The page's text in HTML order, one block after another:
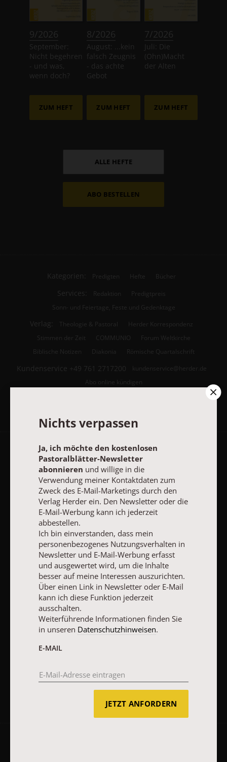
9/2026
September:
Nicht begehren
- und was,
wenn doch?
ZUM HEFT
8/2026
August: ...kein
falsch Zeugnis
- das achte
Gebot
ZUM HEFT
7/2026
Juli: Die
(Ohn)Macht
der Alten
ZUM HEFT
ALLE HEFTE
ABO BESTELLEN
Kategorien: Predigten Hefte Bücher
Services: Redaktion
Predigtpreis
Sonn- und Feiertage, Feste und Gedenktage
Verlag: Theologie & Pastoral
Herder Korrespondenz
Stimmen der Zeit
COMMUNIO
Forum Weltkirche
Biblische Notizen
Diakonia Römische Quartalschrift
Kundenservice +49 761 2717200
kundenservice@herder.de
Abo online kündigen
Pastoralblätter-Newsletter
Ja, ich möchte den kostenlosen Pastoralblätter-Newsletter
abonnieren
und willige in die Verwendung meiner Kontaktdaten
zum Zweck des E-Mail-Marketings durch den Verlag Herder ein.
Den Newsletter oder die E-Mail-Werbung kann ich jederzeit
Ich bin einverstanden, dass mein personenbezogenes
Nutzungsverhalten in Newsletter und E-Mail-Werbung erfasst
und ausgewertet wird, um die Inhalte besser auf meine
Interessen auszurichten. Über einen Link in Newsletter oder E-
Mail kann ich diese Funktion jederzeit ausschalten.
Weiterführende Informationen finden Sie in unseren
Datenschutzhinweisen
Nichts verpassen
Ja, ich möchte den kostenlosen
Pastoralblätter-Newsletter
abonnieren und willige in die
Verwendung meiner Kontaktdaten zum
Zweck des E-Mail-Marketings durch den
Verlag Herder ein. Den Newsletter oder die
E-Mail-Werbung kann ich jederzeit
abbestellen.
Ich bin einverstanden, dass mein
personenbezogenes Nutzungsverhalten in
Newsletter und E-Mail-Werbung erfasst
und ausgewertet wird, um die Inhalte
besser auf meine Interessen auszurichten.
Über einen Link in Newsletter oder E-Mail
kann ich diese Funktion jederzeit
ausschalten.
Weiterführende Informationen finden Sie
in unseren Datenschutzhinweisen.
E-MAIL
JETZT ANFORDERN